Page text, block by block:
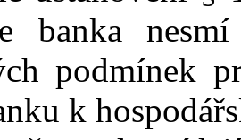
banka
podmínek
k